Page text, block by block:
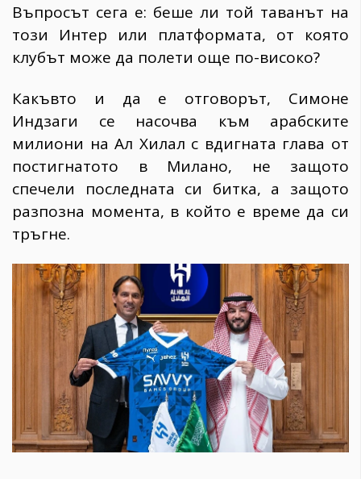
Въпросът сега е: беше ли той таванът на
този Интер или платформата, от която
клубът може да полети още по-високо?
Какъвто и да е отговорът, Симоне
Индзаги се насочва към арабските
милиони на Ал Хилал с вдигната глава от
постигнатото в Милано, не защото
спечели последната си битка, а защото
разпозна момента, в който е време да си
тръгне.